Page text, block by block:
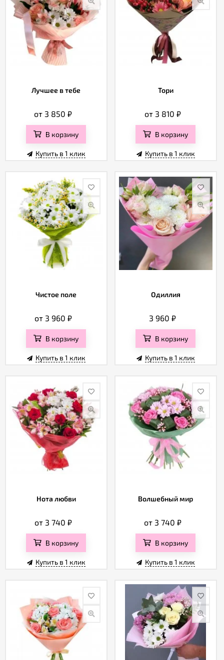
Лучшее в тебе
от 3 850₽
В корзину
Купить в 1 клик
Тори
от 3 810 ₽
В корзину
Купить в 1 клик
Чистое поле
от 3 960 ₽
В корзину
Купить в 1 клик
Одиллия
3 960₽
В корзину
Купить в 1 клик
Нота любви
от 3 740 ₽
В корзину
Купить в 1 клик
Волшебный мир
от 3 740 ₽
В корзину
Купить в 1 клик